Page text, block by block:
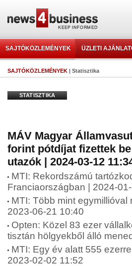
SAJTÓKÖZLEMÉNYEK ÜZLETI
SAJTÓKÖZLEMÉNYEK | Statisztika
STATISZTIKA
MÁV Magyar
forint pótdíjat fizettek
utazók | 2024-03-12
MTI: Rekordszámú
Franciaországban | 2024-
MTI: Több mint
2023-06-21 10:40
Opten: Közel 83 ezer
tisztán hölgyekből álló
MTI: Egy év alatt 555
2023-02-02 11:52